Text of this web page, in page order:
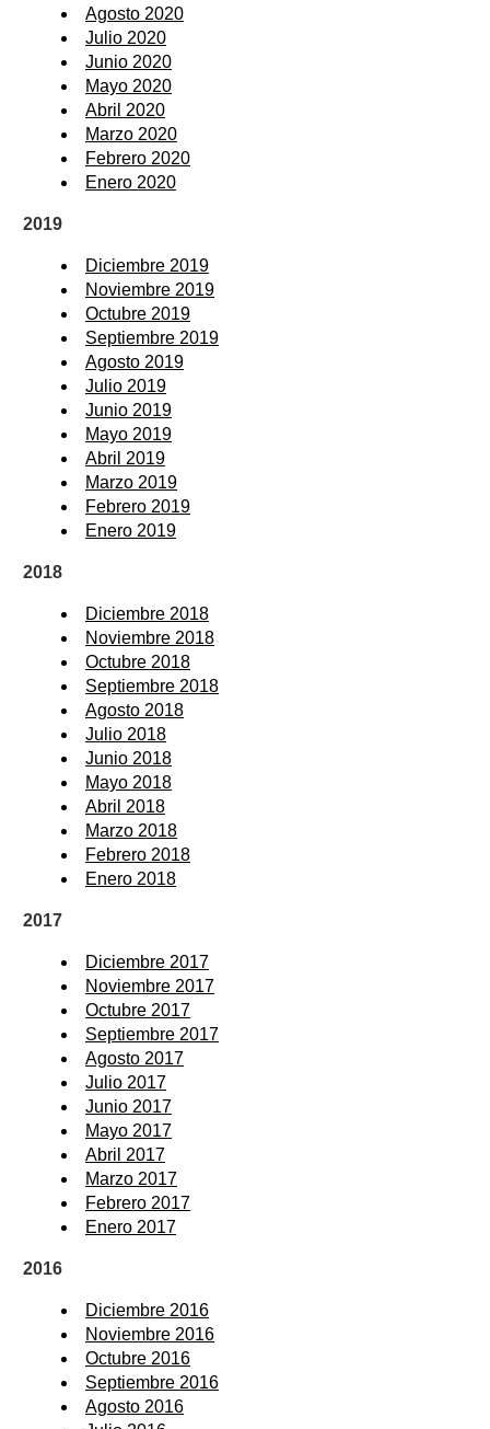
Agosto 2020
Julio 2020
Junio 2020
Mayo 2020
Abril 2020
Marzo 2020
Febrero 2020
Enero 2020
2019
Diciembre 2019
Noviembre 2019
Octubre 2019
Septiembre 2019
Agosto 2019
Julio 2019
Junio 2019
Mayo 2019
Abril 2019
Marzo 2019
Febrero 2019
Enero 2019
2018
Diciembre 2018
Noviembre 2018
Octubre 2018
Septiembre 2018
Agosto 2018
Julio 2018
Junio 2018
Mayo 2018
Abril 2018
Marzo 2018
Febrero 2018
Enero 2018
2017
Diciembre 2017
Noviembre 2017
Octubre 2017
Septiembre 2017
Agosto 2017
Julio 2017
Junio 2017
Mayo 2017
Abril 2017
Marzo 2017
Febrero 2017
Enero 2017
2016
Diciembre 2016
Noviembre 2016
Octubre 2016
Septiembre 2016
Agosto 2016